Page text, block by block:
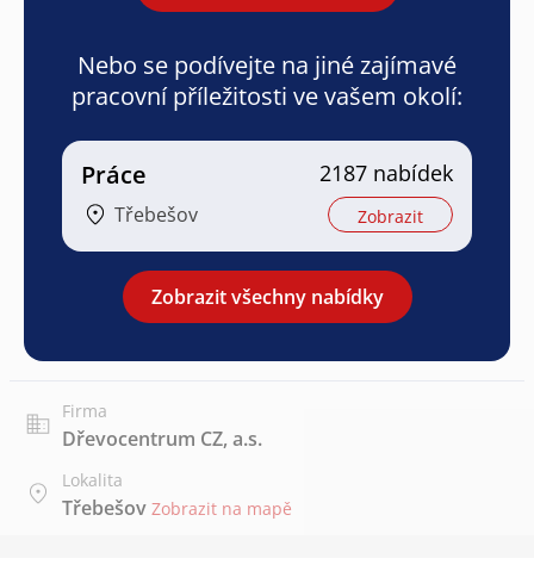
Nebo se podívejte na jiné zajímavé
pracovní příležitosti ve vašem okolí:
Práce
Třebešov
2187 nabídek
Zobrazit
Zobrazit všechny nabídky
Firma
Dřevocentrum CZ, a.s.
Lokalita
Třebešov Zobrazit na mapě